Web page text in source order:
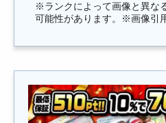
※ランクによって画像と異な
可能性があります。※画像引